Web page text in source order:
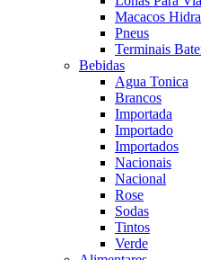
Macacos
Pneus
Terminais
Bebidas
Agua Tonica
Brancos
Importada
Importado
Importados
Nacionais
Nacional
Rose
Sodas
Tintos
Verde